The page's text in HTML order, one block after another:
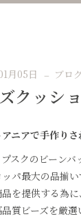
キッチ
プランタ
オブジ
ベッド
棚
テーブル
ソファ
月05日 ブロ
クッシ
ニアで手作り
プスクのビーン
ッパ最大の品揃
を提供する為
質ビーズを厳